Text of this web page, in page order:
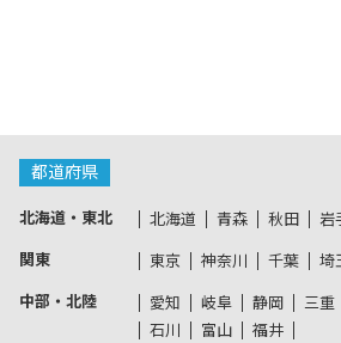
都道府県
北海道・東北 北海道 青森 秋田 岩
関東 東京 神奈川 千葉 埼
中部・北陸 愛知 岐阜 静岡 三重
石川
富山 福井